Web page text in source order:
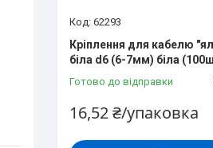
62293
Кріплення для кабелю
біла d6 (6-7мм) біла
Готово до відправки
16,52 ₴/упаковка